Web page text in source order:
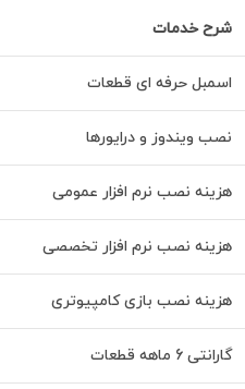
شرح خدمات
اسمبل حرفه ای قطعات
نصب ویندوز و درایورها
هزینه نصب نرم افزار عمومی
هزینه نصب نرم افزار تخصصی
هزینه نصب بازی کامپیوتری
گارانتی 6 ماهه قطعات